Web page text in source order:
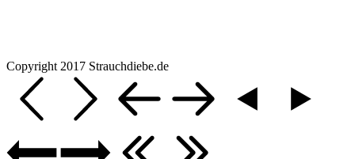
Copyright 2017 Strauchdiebe.de